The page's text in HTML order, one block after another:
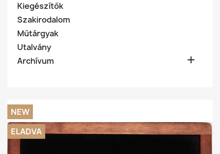
Kiegészítők
Szakirodalom
Műtárgyak
Utalvány
Archívum

NEW
ELADVA